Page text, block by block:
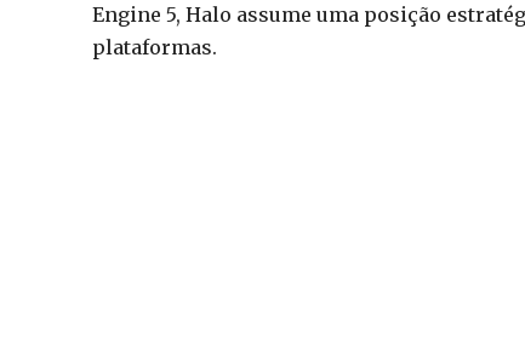
Engine 5, Halo assume uma posição
plataformas.